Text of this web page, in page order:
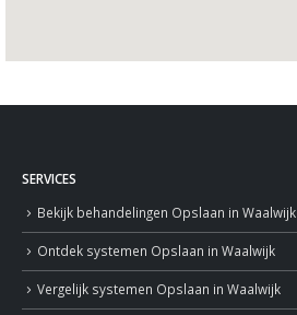
SERVICES
Bekijk behandelingen Opslaan in Waalwijk
Ontdek systemen Opslaan in Waalwijk
Vergelijk systemen Opslaan in Waalwijk